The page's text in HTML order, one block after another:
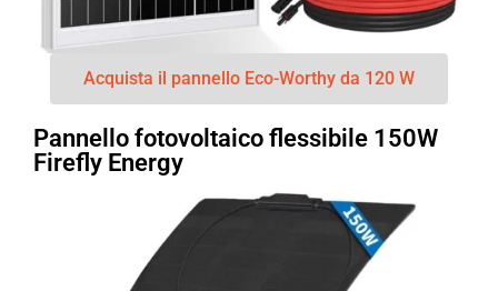
Acquista il pannello Eco-Worthy da 120 W
Pannello fotovoltaico flessibile 150W
Firefly Energy